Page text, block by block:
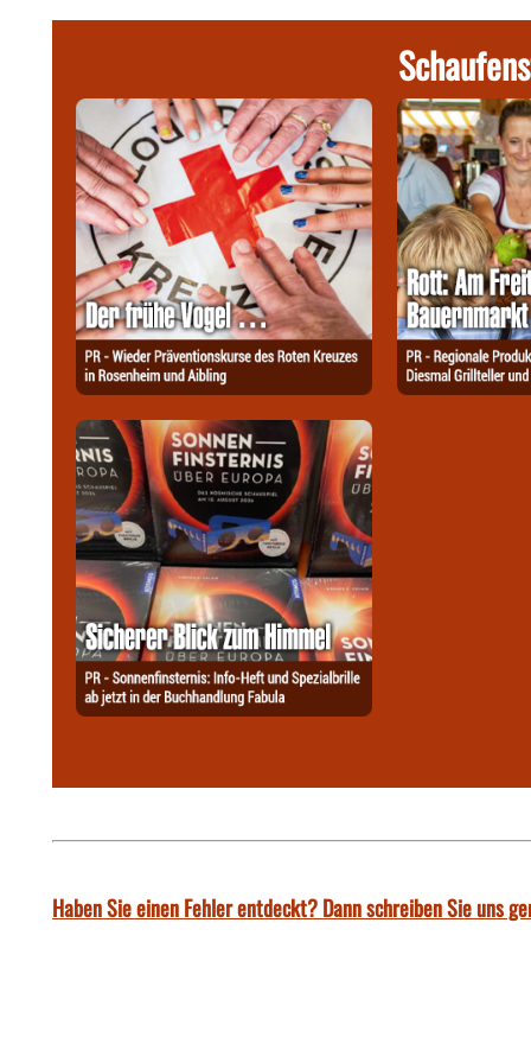
Haben Sie einen Fehler entdeckt? Dann schreiben Sie uns